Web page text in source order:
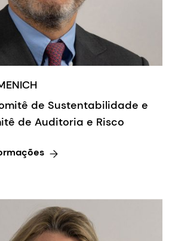
de Sustentabilidade e
de Auditoria e Risco